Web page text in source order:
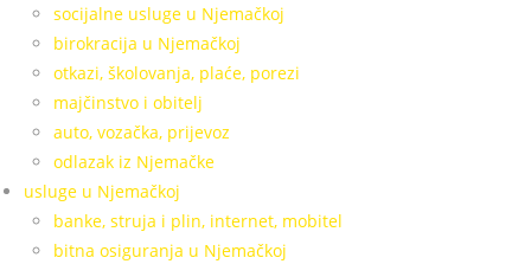
socijalne usluge u Njemačkoj
birokracija u Njemačkoj
otkazi, školovanja, plaće, porezi
majčinstvo i obitelj
auto, vozačka, prijevoz
odlazak iz Njemačke
usluge u Njemačkoj
banke, struja i plin, internet, mobitel
bitna osiguranja u Njemačkoj